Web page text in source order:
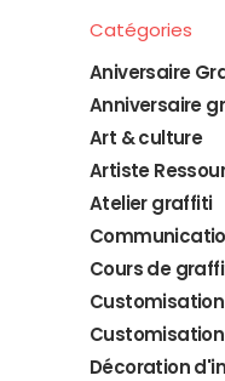
Catégories
Aniversaire
Anniversaire
Art & culture
Artiste
Atelier graffiti
Cours de
Décoration